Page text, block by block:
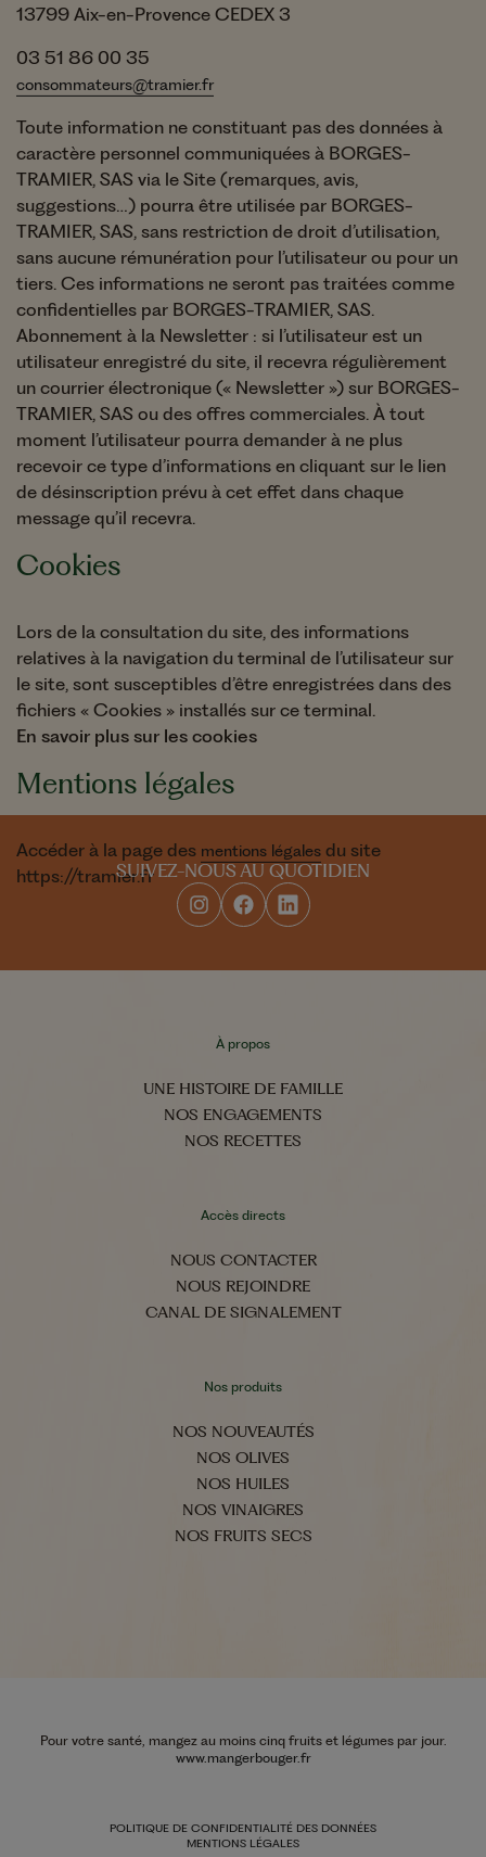
13799 Aix-en-Provence CEDEX 3
03 51 86 00 35
consommateurs@tramier.fr
Toute information ne constituant pas des données à
caractère personnel communiquées à BORGES-
TRAMIER, SAS via le Site (remarques, avis,
suggestions…) pourra être utilisée par BORGES-
TRAMIER, SAS, sans restriction de droit d’utilisation,
sans aucune rémunération pour l’utilisateur ou pour un
tiers. Ces informations ne seront pas traitées comme
confidentielles par BORGES-TRAMIER, SAS.
Abonnement à la Newsletter : si l’utilisateur est un
utilisateur enregistré du site, il recevra régulièrement
un courrier électronique (« Newsletter ») sur BORGES-
TRAMIER, SAS ou des offres commerciales. À tout
moment l’utilisateur pourra demander à ne plus
recevoir ce type d’informations en cliquant sur le lien
de désinscription prévu à cet effet dans chaque
message qu’il recevra.
Cookies
Lors de la consultation du site, des informations
relatives à la navigation du terminal de l’utilisateur sur
le site, sont susceptibles d’être enregistrées dans des
fichiers « Cookies » installés sur ce terminal.
En savoir plus sur les cookies
Mentions légales
Accéder à la page des mentions légales du site
https://tramier.frSUIVEZ-NOUS AU QUOTIDIEN
À propos
UNE HISTOIRE DE FAMILLE
NOS ENGAGEMENTS
NOS RECETTES
Accès directs
NOUS CONTACTER
NOUS REJOINDRE
CANAL DE SIGNALEMENT
Nos produits
NOS NOUVEAUTÉS
NOS OLIVES
NOS HUILES
NOS VINAIGRES
NOS FRUITS SECS
Pour votre santé, mangez au moins cinq fruits et légumes par jour.
www.mangerbouger.fr
POLITIQUE DE CONFIDENTIALITÉ DES DONNÉES
MENTIONS LÉGALES